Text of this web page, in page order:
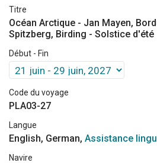
Titre
Océan Arctique - Jan Mayen,
Spitzberg, Birding - Solstice d'été
Début - Fin
Code du voyage
PLA03-27
Langue
English, German, Assistance
Navire